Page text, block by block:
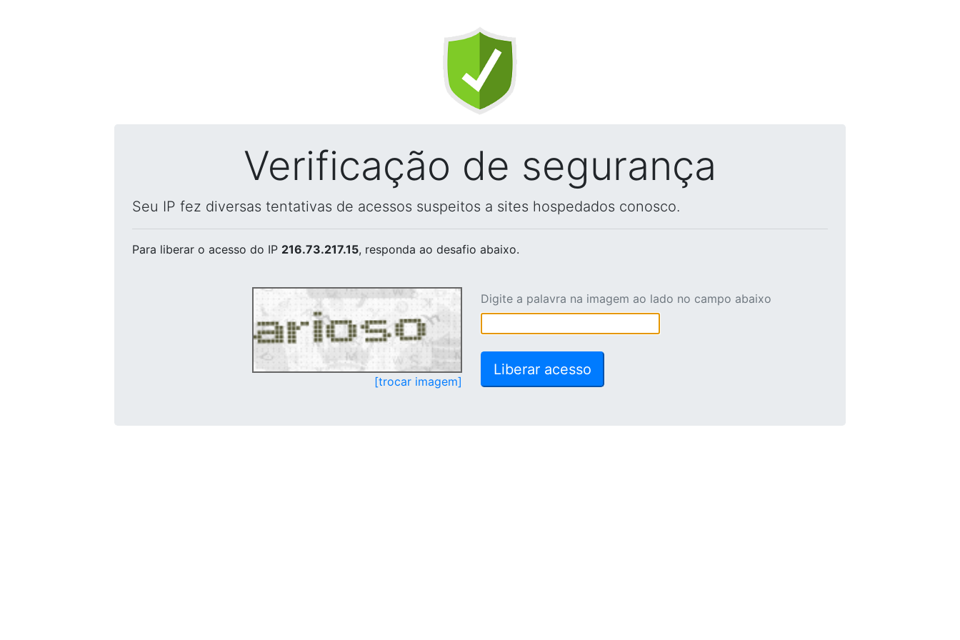
Verificação de segurança
Seu IP fez diversas tentativas de acessos suspeitos a sites hospedados conosco.
Para liberar o acesso do IP 216.73.217.15, responda ao desafio abaixo.
[trocar imagem]
Digite a palavra na imagem ao lado no campo abaixo